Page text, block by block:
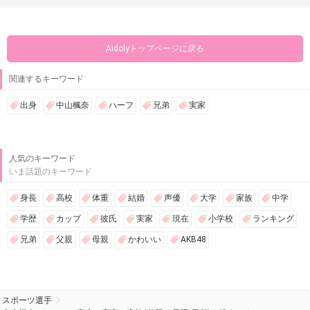
Aidolyトップページに戻る
関連するキーワード
出身 中山楓奈 ハーフ 兄弟 実家
人気のキーワード
いま話題のキーワード
身長 高校 体重 結婚 声優 大学 家族 中学
学歴 カップ 彼氏 実家 現在 小学校 ランキング
兄弟 父親 母親 かわいい AKB48
スポーツ選手